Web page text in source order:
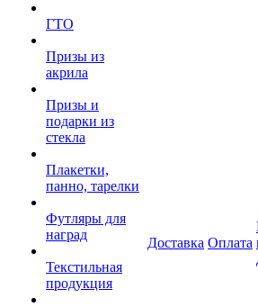
ГТО
Призы из
акрила
Призы и
подарки из
стекла
Плакетки,
панно, тарелки
Футляры для
наград
Текстильная
продукция
Доставка Оплата